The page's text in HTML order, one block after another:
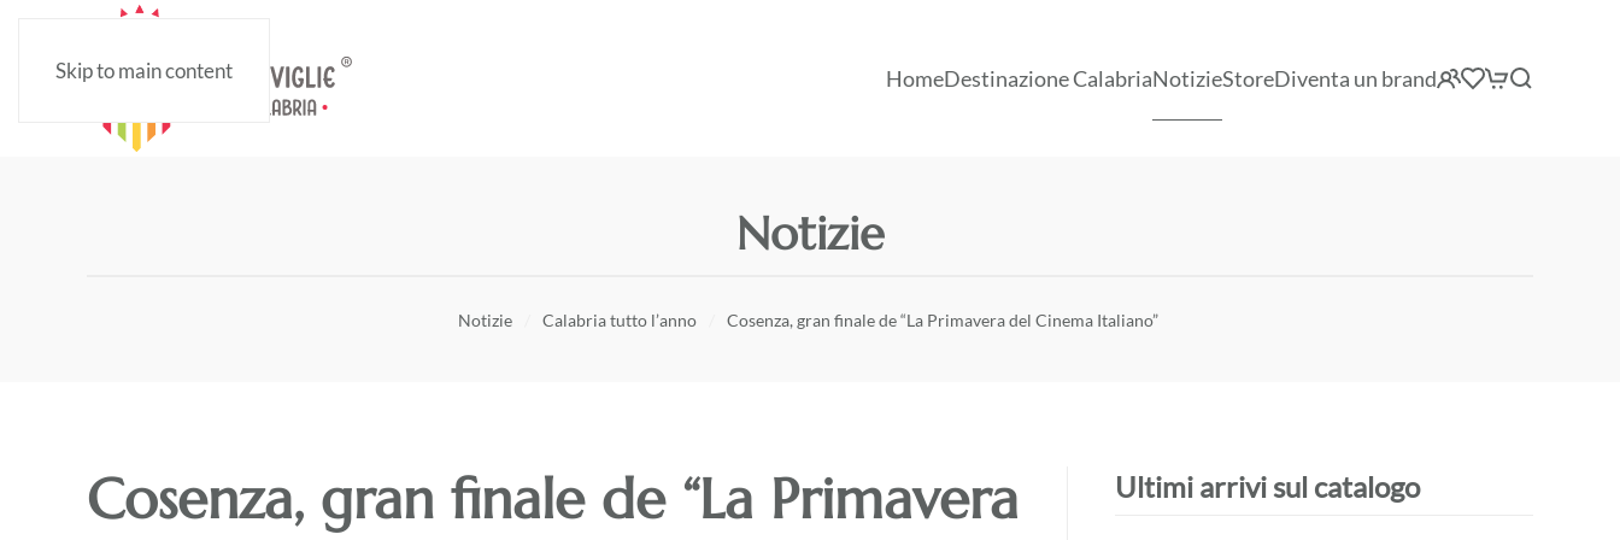
Skip to main content HomeDestinazione CalabriaNotizieStoreDiventa un brand
Notizie
Notizie Calabria tutto l’anno Cosenza, gran finale de “La Primavera del Cinema Italiano”
Cosenza, gran finale de “La Primavera
Ultimi arrivi sul catalogo